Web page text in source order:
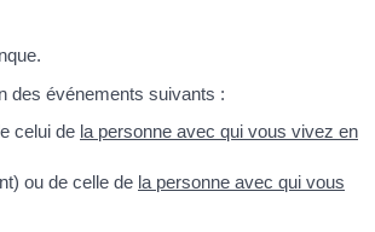
des événements suivants :
celui de la personne avec qui vous vivez en
ou de celle de la personne avec qui vous